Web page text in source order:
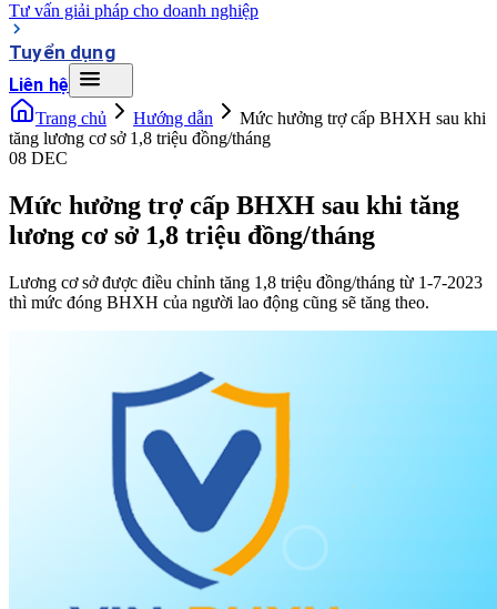
Tư vấn giải pháp cho doanh nghiệp
Tuyển dụng
Liên hệ
Trang chủ Hướng dẫn
Mức hưởng trợ cấp BHXH sau khi
tăng lương cơ sở 1,8 triệu đồng/tháng
08 DEC
Mức hưởng trợ cấp BHXH sau khi tăng
lương cơ sở 1,8 triệu đồng/tháng
Lương cơ sở được điều chỉnh tăng 1,8 triệu đồng/tháng từ 1-7-2023
thì mức đóng BHXH của người lao động cũng sẽ tăng theo.